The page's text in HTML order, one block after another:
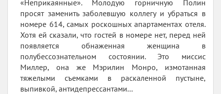
«Неприкаянные». Молодую горничную Полин
просят заменить заболевшую коллегу и убраться в
номере 614, самых роскошных апартаментах отеля.
Хотя ей сказали, что гостей в номере нет, перед ней
появляется обнаженная женщина в
полубессознательном состоянии. Это миссис
Миллер, она же Мэрилин Монро, измотанная
тяжелыми съемками в раскаленной пустыне,
выпивкой, антидепрессантами...